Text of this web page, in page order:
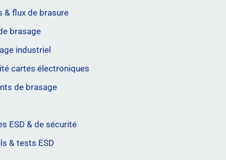
& flux de brasure
brasage
industriel
cartes électroniques
de brasage
ESD & de sécurité
& tests ESD